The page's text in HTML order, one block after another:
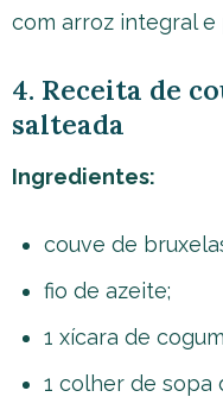
com arroz integral e
4. Receita de
salteada
Ingredientes:
couve de
fio de azeite;
1 xícara de
1 colher de sopa